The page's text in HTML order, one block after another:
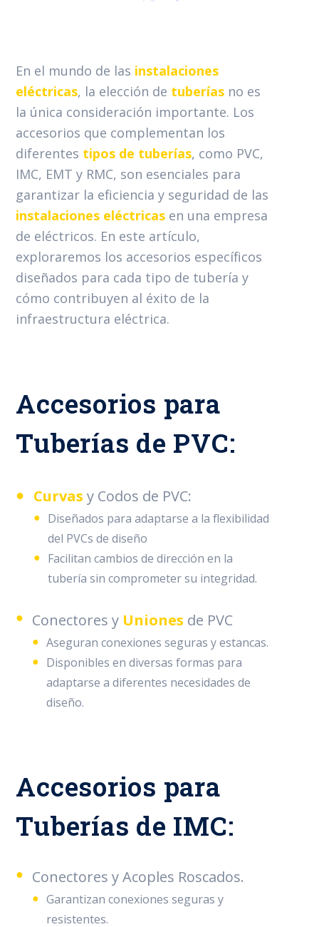
En el mundo de las instalaciones
eléctricas, la elección de tuberías no es
la única consideración importante. Los
accesorios que complementan los
diferentes tipos de tuberías, como PVC,
IMC, EMT y RMC, son esenciales para
garantizar la eficiencia y seguridad de las
instalaciones eléctricas en una empresa
de eléctricos. En este artículo,
exploraremos los accesorios específicos
diseñados para cada tipo de tubería y
cómo contribuyen al éxito de la
infraestructura eléctrica.
Accesorios para
Tuberías de PVC:
Curvas y Codos de PVC:
Diseñados para adaptarse a la flexibilidad
del PVCs de diseño
Facilitan cambios de dirección en la
tubería sin comprometer su integridad.
Conectores y Uniones de PVC
Aseguran conexiones seguras y estancas.
Disponibles en diversas formas para
adaptarse a diferentes necesidades de
diseño.
Accesorios para
Tuberías de IMC:
Conectores y Acoples Roscados.
Garantizan conexiones seguras y
resistentes.